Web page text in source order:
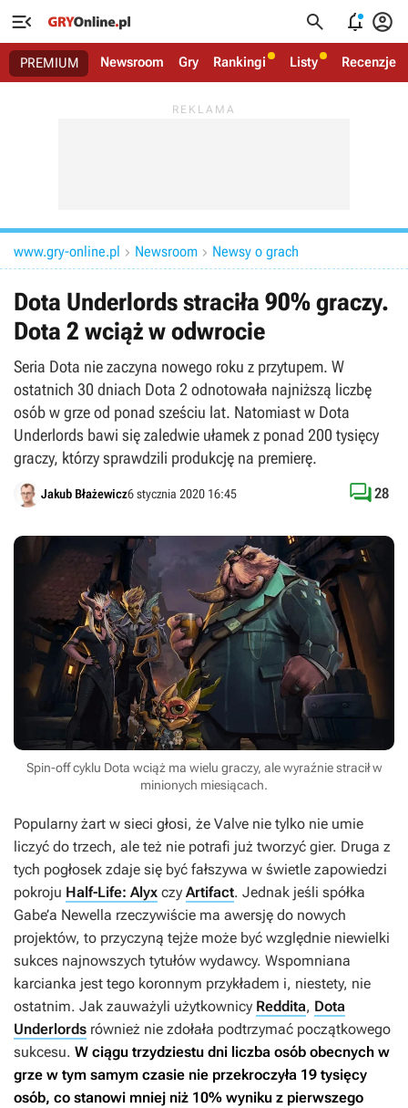
   
PREMIUM Newsroom Gry Rankingi Listy Recenzje
www.gry-online.pl  Newsroom  Newsy o grach
Dota Underlords straciła 90% graczy.
Dota 2 wciąż w odwrocie
Seria Dota nie zaczyna nowego roku z przytupem. W
ostatnich 30 dniach Dota 2 odnotowała najniższą liczbę
osób w grze od ponad sześciu lat. Natomiast w Dota
Underlords bawi się zaledwie ułamek z ponad 200 tysięcy
graczy, którzy sprawdzili produkcję na premierę.
Jakub Błażewicz6 stycznia 2020 16:45 28
Spin-off cyklu Dota wciąż ma wielu graczy, ale wyraźnie stracił w
minionych miesiącach.
Popularny żart w sieci głosi, że Valve nie tylko nie umie
liczyć do trzech, ale też nie potrafi już tworzyć gier. Druga z
tych pogłosek zdaje się być fałszywa w świetle zapowiedzi
pokroju Half-Life: Alyx czy Artifact. Jednak jeśli spółka
Gabe’a Newella rzeczywiście ma awersję do nowych
projektów, to przyczyną tejże może być względnie niewielki
sukces najnowszych tytułów wydawcy. Wspomniana
karcianka jest tego koronnym przykładem i, niestety, nie
ostatnim. Jak zauważyli użytkownicy Reddita, Dota
Underlords również nie zdołała podtrzymać początkowego
sukcesu. W ciągu trzydziestu dni liczba osób obecnych w
grze w tym samym czasie nie przekroczyła 19 tysięcy
osób, co stanowi mniej niż 10% wyniku z pierwszego